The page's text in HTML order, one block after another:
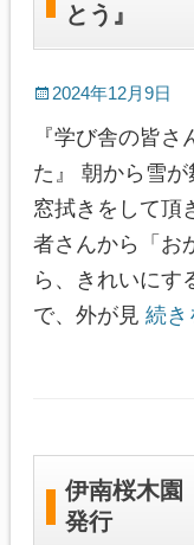
とう』
2024年12月9日
『学び舎の皆
た』 朝から雪
窓拭きをして頂
者さんから「お
ら、きれいにす
で、外が見 続
伊南桜木
発行